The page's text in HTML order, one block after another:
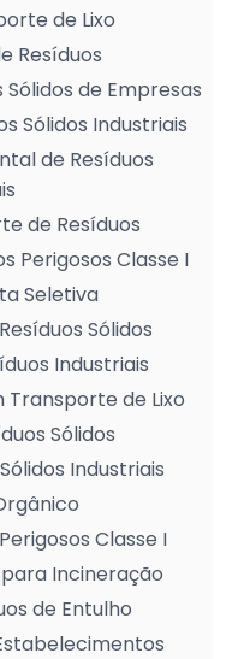
de Lixo
Resíduos
de Empresas
Sólidos Industriais
de Resíduos
de Resíduos
Perigosos Classe I
Seletiva
Sólidos
Industriais
Transporte de Lixo
Sólidos
Industriais
Classe I
Incineração
de Entulho